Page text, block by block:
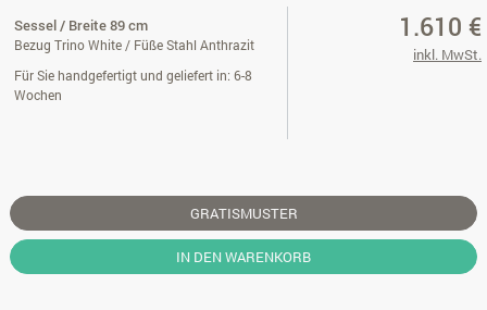
Sessel / Breite 89 cm
Bezug Trino White / Füße Stahl Anthrazit
Für Sie handgefertigt und geliefert in: 6-8
Wochen
1.610 €
inkl. MwSt.
GRATISMUSTER
IN DEN WARENKORB